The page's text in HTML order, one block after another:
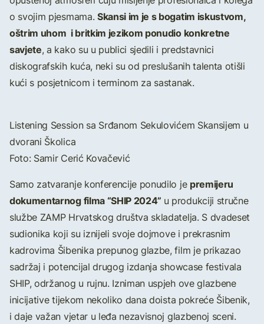
o svojim pjesmama. Skansi im je s bogatim iskustvom,
oštrim uhom i britkim jezikom ponudio konkretne
savjete, a kako su u publici sjedili i predstavnici
diskografskih kuća, neki su od preslušanih talenta otišli
kući s posjetnicom i terminom za sastanak.
Listening Session sa Srđanom Sekulovićem Skansijem u
dvorani Školica
Foto: Samir Cerić Kovačević
Samo zatvaranje konferencije ponudilo je premijeru
dokumentarnog filma “SHIP 2024” u produkciji stručne
službe ZAMP Hrvatskog društva skladatelja. S dvadeset
sudionika koji su iznijeli svoje dojmove i prekrasnim
kadrovima Šibenika prepunog glazbe, film je prikazao
sadržaj i potencijal drugog izdanja showcase festivala
SHIP, održanog u rujnu. Izniman uspjeh ove glazbene
inicijative tijekom nekoliko dana doista pokreće Šibenik,
i daje važan vjetar u leđa nezavisnoj glazbenoj sceni.